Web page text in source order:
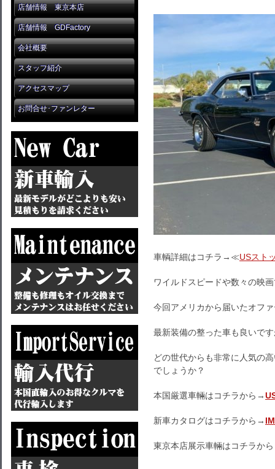
店舗情報 東京本店
店舗情報 GDFactory
会社概要
スタッフ紹介
アクセスマップ
お問合せ･ファンレター
車輌詳細はコチラ→≪USスト
ワイルドスピードや数々の映
今回アメリカから届いたオフ
最新装備の整った車も良いで
どの世代からも非常に人気の
でしょうか？
本国厳選車輛はコチラから→
新車カタログはコチラから→
東京本店展示車輛はコチラか